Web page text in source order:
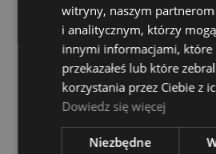
witryny, naszym
i analitycznym, którzy mogą
innymi informacjami, które
przekazałeś lub które
korzystania przez Ciebie z
Dowiedz się więcej
Niezbędne